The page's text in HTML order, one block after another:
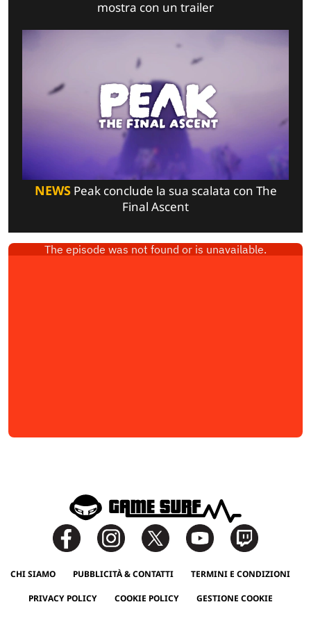
mostra con un trailer
NEWSPeak conclude la sua scalata con The
Final Ascent
CHI SIAMO PUBBLICITÀ & CONTATTI TERMINI E CONDIZIONI
PRIVACY POLICY COOKIE POLICY GESTIONE COOKIE